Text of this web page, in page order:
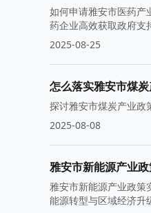
如何申请雅安市医药产
药企业高效获取政府支
2025-08-25
怎么落实雅安市煤
探讨雅安市煤炭产业政
2025-08-08
雅安市新能源产业
雅安市新能源产业政策
能源转型与区域经济升